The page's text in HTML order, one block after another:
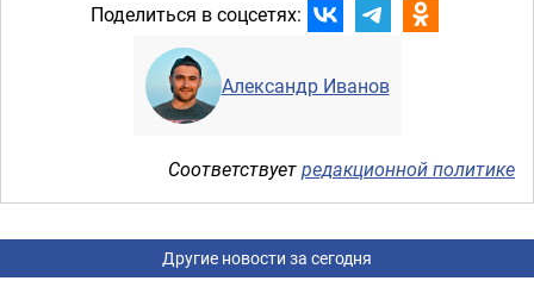
Поделиться в соцсетях:
Александр Иванов
Соответствуетредакционной политике
Другие новости за сегодня